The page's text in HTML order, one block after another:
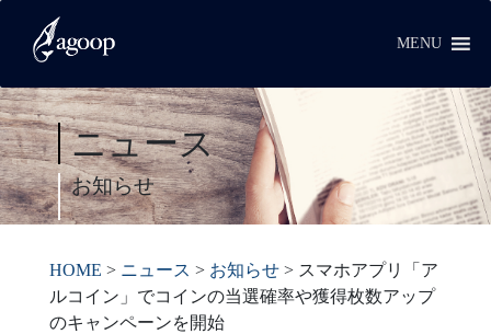
MENU
ニュース
お知らせ
HOME > ニュース > お知らせ> スマホアプリ「ア
ルコイン」でコインの当選確率や獲得枚数アップ
のキャンペーンを開始